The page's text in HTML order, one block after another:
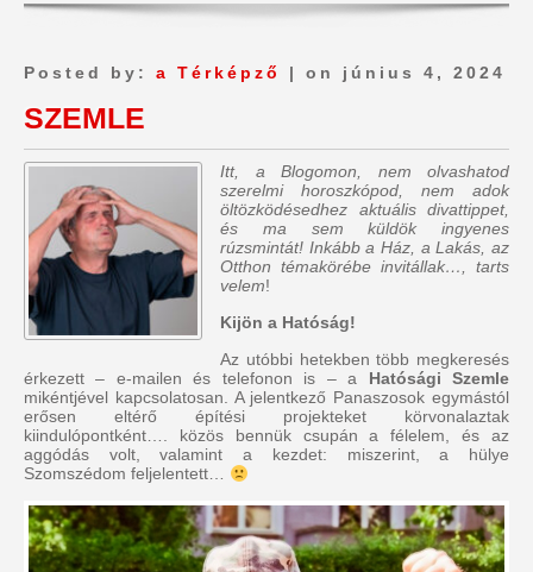
Posted by: a Térképző | on június 4, 2024
SZEMLE
Itt, a Blogomon, nem olvashatod
szerelmi horoszkópod, nem adok
öltözködésedhez aktuális divattippet,
és ma sem küldök ingyenes
rúzsmintát! Inkább a Ház, a Lakás, az
Otthon témakörébe invitállak…, tarts
velem!
Kijön a Hatóság!
Az utóbbi hetekben több megkeresés
érkezett – e-mailen és telefonon is – a Hatósági Szemle
mikéntjével kapcsolatosan. A jelentkező Panaszosok egymástól
erősen eltérő építési projekteket körvonalaztak
kiindulópontként…. közös bennük csupán a félelem, és az
aggódás volt, valamint a kezdet: miszerint, a hülye
Szomszédom feljelentett…